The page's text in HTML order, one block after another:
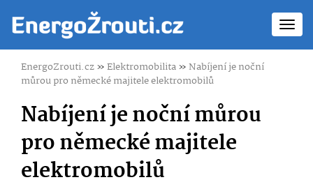
EnergoZrouti.cz»Elektromobilita»Nabíjení je noční
můrou pro německé majitele elektromobilů
Nabíjení je noční můrou
pro německé majitele
elektromobilů